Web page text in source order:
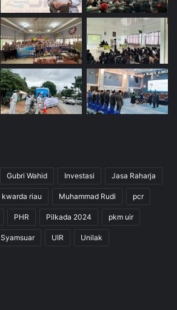
Gubri Wahid Investasi Jasa Raharja
kwarda riau Muhammad Rudi pcr
PHR Pilkada 2024 pkm uir
Syamsuar UIR Unilak